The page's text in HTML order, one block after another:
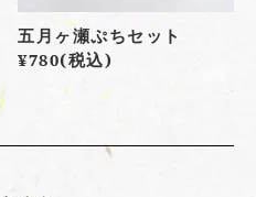
五月ヶ瀬ぷちセット
¥780(税込)